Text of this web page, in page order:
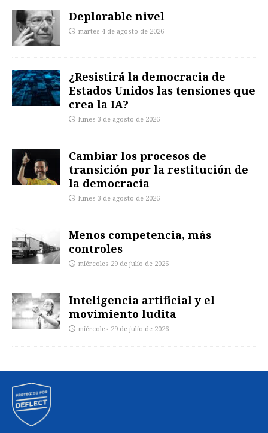
Deplorable nivel
martes 4 de agosto de 2026
¿Resistirá la democracia de
Estados Unidos las tensiones que
crea la IA?
lunes 3 de agosto de 2026
Cambiar los procesos de
transición por la restitución de
la democracia
lunes 3 de agosto de 2026
Menos competencia, más
controles
miércoles 29 de julio de 2026
Inteligencia artificial y el
movimiento ludita
miércoles 29 de julio de 2026